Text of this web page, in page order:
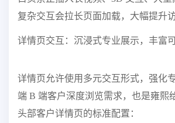
复杂交互会拉长页面加载，大幅提升
详情页交互：沉浸式专业展示，丰富
详情页允许使用多元交互形式，强化
端 B 端客户深度浏览需求，也是雍熙
头部客户详情页的标准配置：